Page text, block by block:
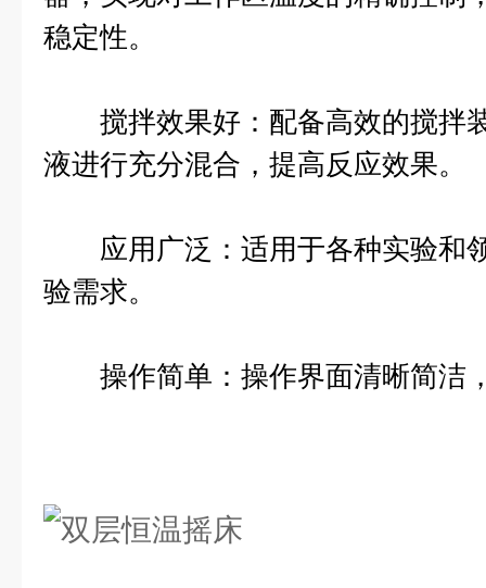
稳定性。
搅拌效果好：配备高效的搅拌
液进行充分混合，提高反应效果。
应用广泛：适用于各种实验和
验需求。
操作简单：操作界面清晰简洁